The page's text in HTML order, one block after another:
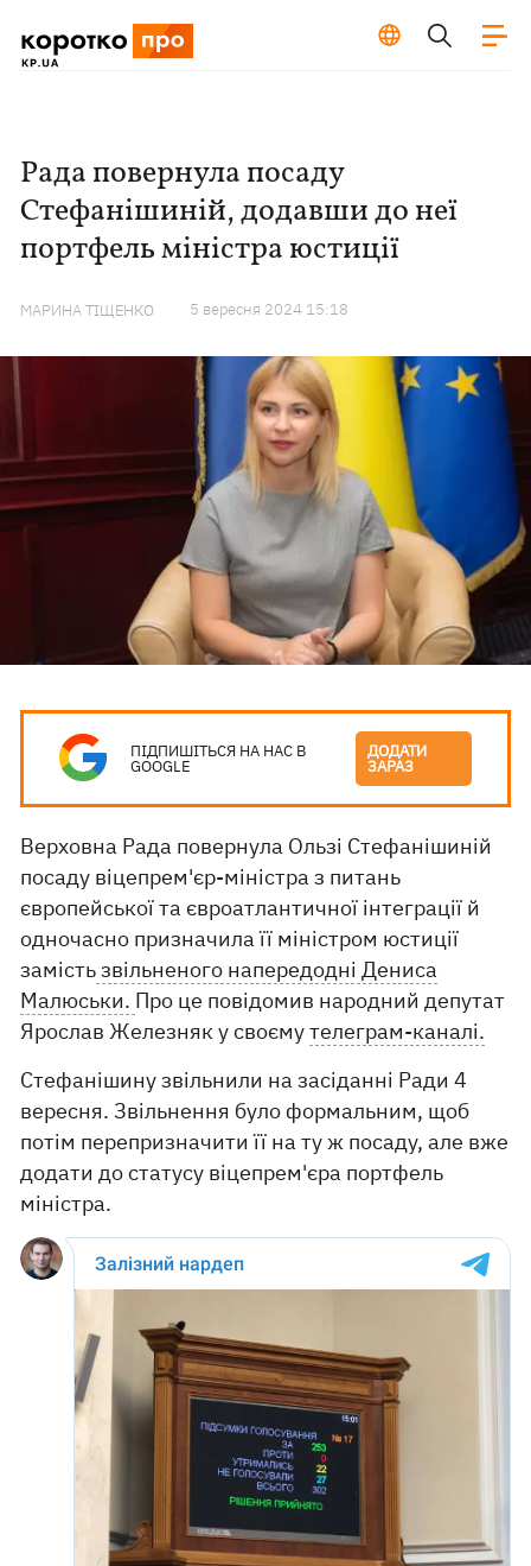
Рада повернула посаду
Стефанішиній, додавши до неї
портфель міністра юстиції
МАРИНА ТІЩЕНКО 5 вересня 2024 15:18
ПІДПИШІТЬСЯ НА НАС В
GOOGLE
ДОДАТИ
ЗАРАЗ
Верховна Рада повернула Ользі Стефанішиній
посаду віцепрем'єр-міністра з питань
європейської та євроатлантичної інтеграції й
одночасно призначила її міністром юстиції
замістьзвільненого напередодні Дениса
Малюськи. Про це повідомив народний депутат
Ярослав Железняк у своємутелеграм-каналі.
Стефанішину звільнили на засіданні Ради 4
вересня. Звільнення було формальним, щоб
потім перепризначити її на ту ж посаду, але вже
додати до статусу віцепрем'єра портфель
міністра.